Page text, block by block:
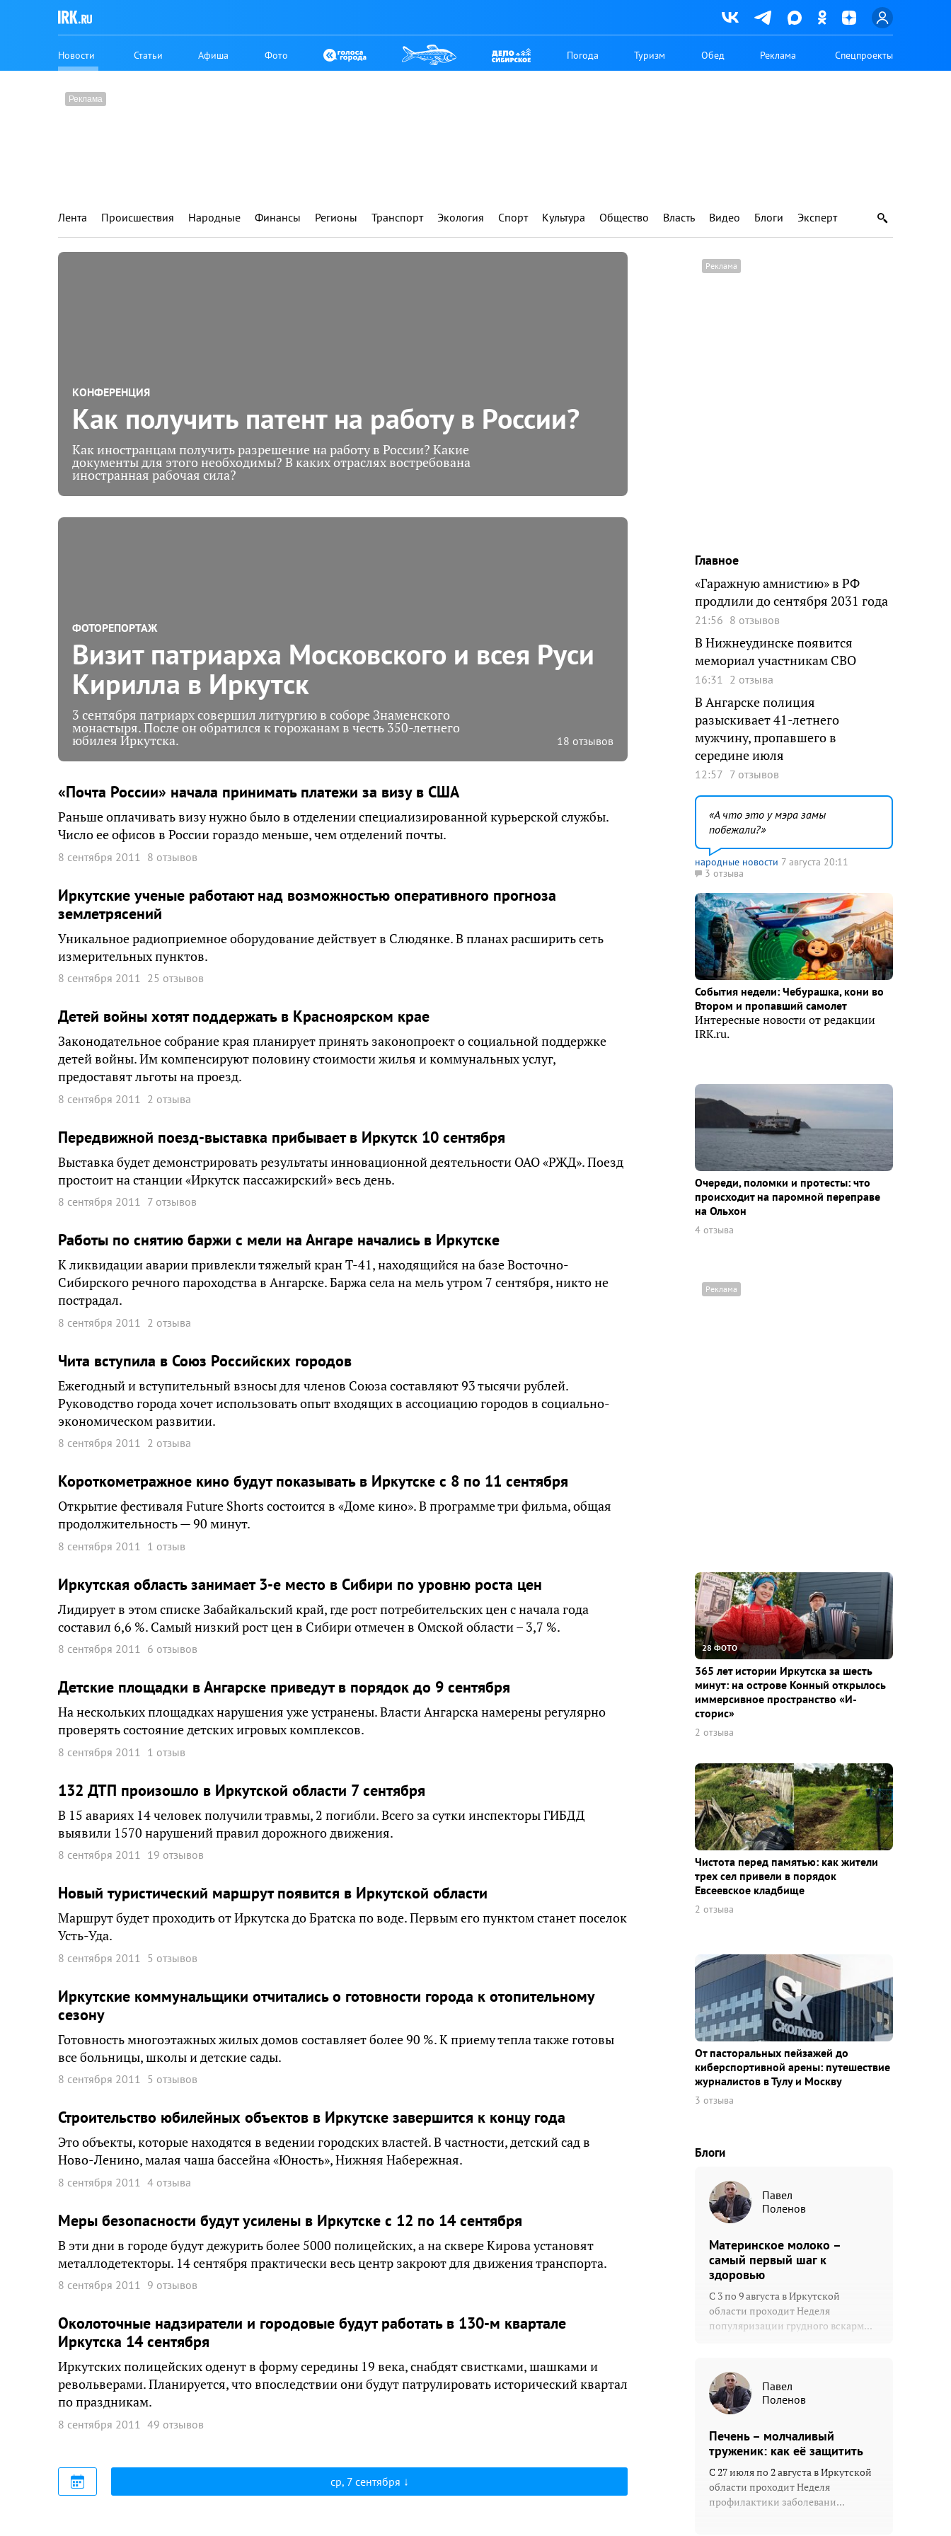
Новости Статьи Афиша Фото Погода Туризм Обед Реклама Спецпроекты
Лента Происшествия Народные Финансы Регионы Транспорт Экология Спорт Культура Общество Власть Видео Блоги Эксперт
КОНФЕРЕНЦИЯ
Как получить патент на работу в России?
Как иностранцам получить разрешение на работу в России? Какие
документы для этого необходимы? В каких отраслях востребована
иностранная рабочая сила?
ФОТОРЕПОРТАЖ
Визит патриарха Московского и всея Руси
Кирилла в Иркутск
3 сентября патриарх совершил литургию в соборе Знаменского
монастыря. После он обратился к горожанам в честь 350-летнего
юбилея Иркутска. 18 отзывов
«Почта России» начала принимать платежи за визу в США
Раньше оплачивать визу нужно было в отделении специализированной курьерской службы.
Число ее офисов в России гораздо меньше, чем отделений почты.
8 сентября 2011 8 отзывов
Иркутские ученые работают над возможностью оперативного прогноза
землетрясений
Уникальное радиоприемное оборудование действует в Cлюдянке. В планах расширить сеть
измерительных пунктов.
8 сентября 2011 25 отзывов
Детей войны хотят поддержать в Красноярском крае
Законодательное собрание края планирует принять законопроект о социальной поддержке
детей войны. Им компенсируют половину стоимости жилья и коммунальных услуг,
предоставят льготы на проезд.
8 сентября 2011 2 отзыва
Передвижной поезд-выставка прибывает в Иркутск 10 сентября
Выставка будет демонстрировать результаты инновационной деятельности ОАО «РЖД». Поезд
простоит на станции «Иркутск пассажирский» весь день.
8 сентября 2011 7 отзывов
Работы по снятию баржи с мели на Ангаре начались в Иркутске
К ликвидации аварии привлекли тяжелый кран Т-41, находящийся на базе Восточно-
Сибирского речного пароходства в Ангарске. Баржа села на мель утром 7 сентября, никто не
пострадал.
8 сентября 2011 2 отзыва
Чита вступила в Союз Российских городов
Ежегодный и вступительный взносы для членов Союза составляют 93 тысячи рублей.
Руководство города хочет использовать опыт входящих в ассоциацию городов в социально-
экономическом развитии.
8 сентября 2011 2 отзыва
Короткометражное кино будут показывать в Иркутске с 8 по 11 сентября
Открытие фестиваля Future Shorts состоится в «Доме кино». В программе три фильма, общая
продолжительность — 90 минут.
8 сентября 2011 1 отзыв
Иркутская область занимает 3-е место в Сибири по уровню роста цен
Лидирует в этом списке Забайкальский край, где рост потребительских цен с начала года
составил 6,6 %. Самый низкий рост цен в Сибири отмечен в Омской области – 3,7 %.
8 сентября 2011 6 отзывов
Детские площадки в Ангарске приведут в порядок до 9 сентября
На нескольких площадках нарушения уже устранены. Власти Ангарска намерены регулярно
проверять состояние детских игровых комплексов.
8 сентября 2011 1 отзыв
132 ДТП произошло в Иркутской области 7 сентября
В 15 авариях 14 человек получили травмы, 2 погибли. Всего за сутки инспекторы ГИБДД
выявили 1570 нарушений правил дорожного движения.
8 сентября 2011 19 отзывов
Новый туристический маршрут появится в Иркутской области
Маршрут будет проходить от Иркутска до Братска по воде. Первым его пунктом станет поселок
Усть-Уда.
8 сентября 2011 5 отзывов
Иркутские коммунальщики отчитались о готовности города к отопительному
сезону
Готовность многоэтажных жилых домов составляет более 90 %. К приему тепла также готовы
все больницы, школы и детские сады.
8 сентября 2011 5 отзывов
Строительство юбилейных объектов в Иркутске завершится к концу года
Это объекты, которые находятся в ведении городских властей. В частности, детский сад в
Ново-Ленино, малая чаша бассейна «Юность», Нижняя Набережная.
8 сентября 2011 4 отзыва
Меры безопасности будут усилены в Иркутске с 12 по 14 сентября
В эти дни в городе будут дежурить более 5000 полицейских, а на сквере Кирова установят
металлодетекторы. 14 сентября практически весь центр закроют для движения транспорта.
8 сентября 2011 9 отзывов
Околоточные надзиратели и городовые будут работать в 130-м квартале
Иркутска 14 сентября
Иркутских полицейских оденут в форму середины 19 века, снабдят свистками, шашками и
револьверами. Планируется, что впоследствии они будут патрулировать исторический квартал
по праздникам.
8 сентября 2011 49 отзывов
ср, 7 сентября
Главное
«Гаражную амнистию» в РФ
продлили до сентября 2031 года
21:56 8 отзывов
В Нижнеудинске появится
мемориал участникам СВО
16:31 2 отзыва
В Ангарске полиция
разыскивает 41-летнего
мужчину, пропавшего в
середине июля
12:57 7 отзывов
А что это у мэра замы
побежали?
народные новости 7 августа 20:11
3 отзыва
События недели: Чебурашка, кони во
Втором и пропавший самолет
Интересные новости от редакции
IRK.ru.
Очереди, поломки и протесты: что
происходит на паромной переправе
на Ольхон
4 отзыва
28 ФОТО
365 лет истории Иркутска за шесть
минут: на острове Конный открылось
иммерсивное пространство «И-
сторис»
2 отзыва
Чистота перед памятью: как жители
трех сел привели в порядок
Евсеевское кладбище
2 отзыва
От пасторальных пейзажей до
киберспортивной арены: путешествие
журналистов в Тулу и Москву
3 отзыва
Блоги
Павел
Поленов
Материнское молоко –
самый первый шаг к
здоровью
С 3 по 9 августа в Иркутской
области проходит Неделя
популяризации грудного вскарм...
Павел
Поленов
Печень – молчаливый
труженик: как её защитить
С 27 июля по 2 августа в Иркутской
области проходит Неделя
профилактики заболевани...